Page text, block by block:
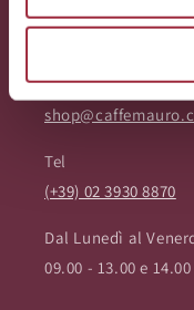
Servizio clienti:
Email
Tel
(+39) 02 3930 8870
Dal Lunedì al
09.00 - 13.00 e